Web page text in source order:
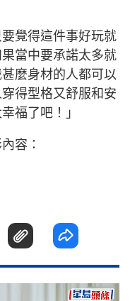
覺得這件事好玩就
當中要承諾太多就
麼身材的人都可以
得型格又舒服和安
福了吧！」
容：